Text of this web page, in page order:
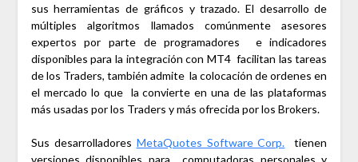
sus herramientas de gráficos y trazado. El desarrollo de
múltiples algoritmos llamados comúnmente asesores
expertos por parte de programadores e indicadores
disponibles para la integración con MT4 facilitan las tareas
de los Traders, también admite la colocación de ordenes en
el mercado lo que la convierte en una de las plataformas
más usadas por los Traders y más ofrecida por los Brokers.
Sus desarrolladores MetaQuotes Software Corp. tienen
versiones disponibles para computadoras personales y